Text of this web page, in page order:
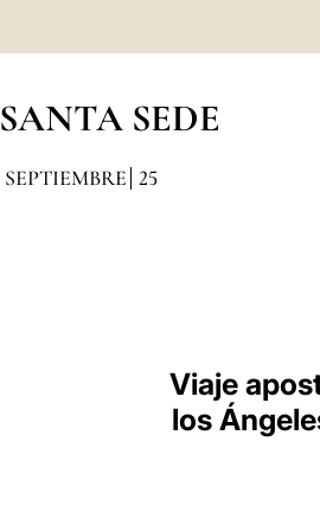
SANTA SEDE
SEPTIEMBRE 25
Viaje
los